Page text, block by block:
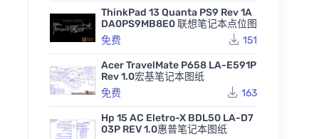
ThinkPad 13 Quanta PS9 Rev 1A
DA0PS9MB8E0 联想笔记本点位图
免费
151
Acer TravelMate P658 LA-E591P
Rev 1.0宏基笔记本图纸
免费
163
Hp 15 AC Eletro-X BDL50 LA-D7
03P REV 1.0惠普笔记本图纸